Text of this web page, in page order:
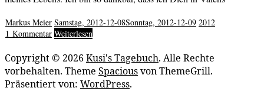
Markus Meier Samstag, 2012-12-08Sonntag, 2012-12-09 2012
1 Kommentar Weiterlesen
Copyright © 2026 Kusi's Tagebuch. Alle Rechte
vorbehalten. Theme Spaciousvon ThemeGrill.
Präsentiert von: WordPress.